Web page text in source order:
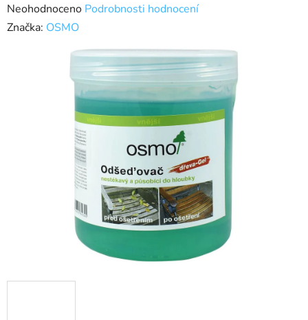
Průměrné
hodnocení
Neohodnoceno Podrobnosti hodnocení
Značka: OSMO